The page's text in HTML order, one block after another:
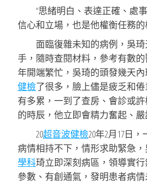
“思緒明白、表達正確、處
信心和立場，也是他權衡任務的
面臨復雜未知的病例，吳
手，隨時查閱材料，參考有數
年開端繁忙，吳琦的頭發幾天內
健檢了很多，臉上儘是疲乏和
有多累，一到了查房、會診或許
的時辰，他立即會精力奮起、嚴
20超音波健檢20年2月17日
病情相持不下，情形求助緊急，
學科琦立即深刻病區，領導實
參數、有創通氣，發明患者病